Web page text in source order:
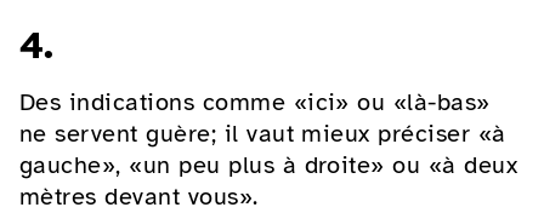
4.
Des indications comme «ici» ou «là-bas»
ne servent guère; il vaut mieux préciser «à
gauche», «un peu plus à droite» ou «à deux
mètres devant vous».